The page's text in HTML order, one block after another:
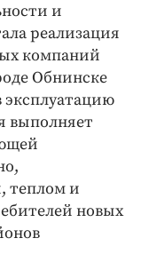
и
реализация
компаний
Обнинске
эксплуатацию
выполняет
теплом и
новых